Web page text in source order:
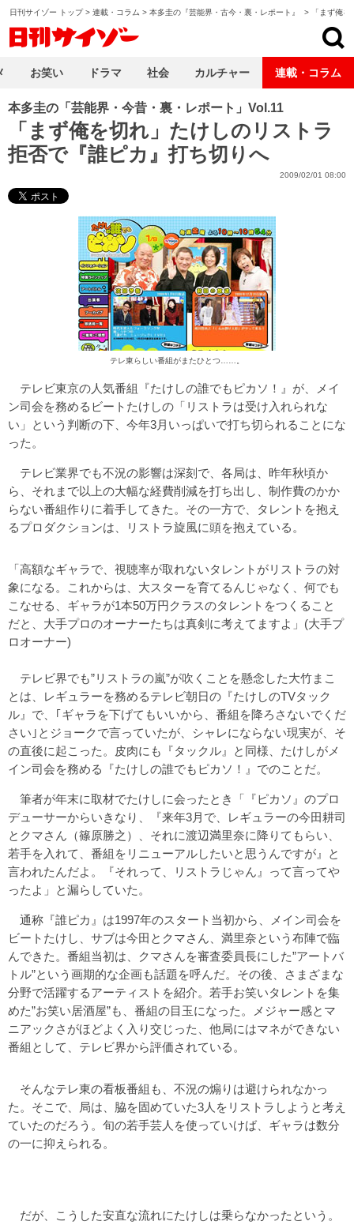
日刊サイゾー トップ> 連載・コラム > 本多圭の『芸能界・古今・裏・レポート』 > 「まず俺
本多圭の「芸能界・今昔・裏・レポート」Vol.11
「まず俺を切れ」たけしのリストラ
拒否で『誰ピカ』打ち切りへ
2009/02/01 08:00
テレ東らしい番組がまたひとつ……。
テレビ東京の人気番組『たけしの誰でもピカソ！』が、メイ
ン司会を務めるビートたけしの「リストラは受け入れられな
い」という判断の下、今年3月いっぱいで打ち切られることにな
った。
テレビ業界でも不況の影響は深刻で、各局は、昨年秋頃か
ら、それまで以上の大幅な経費削減を打ち出し、制作費のかか
らない番組作りに着手してきた。その一方で、タレントを抱え
るプロダクションは、リストラ旋風に頭を抱えている。
「高額なギャラで、視聴率が取れないタレントがリストラの対
象になる。これからは、大スターを育てるんじゃなく、何でも
こなせる、ギャラが1本50万円クラスのタレントをつくること
だと、大手プロのオーナーたちは真剣に考えてますよ」(大手プ
ロオーナー)
テレビ界でも”リストラの嵐”が吹くことを懸念した大竹まこ
とは、レギュラーを務めるテレビ朝日の『たけしのTVタック
ル』で、｢ギャラを下げてもいいから、番組を降ろさないでくだ
さい｣とジョークで言っていたが、シャレにならない現実が、そ
の直後に起こった。皮肉にも『タックル』と同様、たけしがメ
イン司会を務める『たけしの誰でもピカソ！』でのことだ。
筆者が年末に取材でたけしに会ったとき「『ピカソ』のプロ
デューサーからいきなり、『来年3月で、レギュラーの今田耕司
とクマさん（篠原勝之）、それに渡辺満里奈に降りてもらい、
若手を入れて、番組をリニューアルしたいと思うんですが』と
言われたんだよ。『それって、リストラじゃん』って言ってや
ったよ」と漏らしていた。
通称『誰ピカ』は1997年のスタート当初から、メイン司会を
ビートたけし、サブは今田とクマさん、満里奈という布陣で臨
んできた。番組当初は、クマさんを審査委員長にした”アートバ
トル”という画期的な企画も話題を呼んだ。その後、さまざまな
分野で活躍するアーティストを紹介。若手お笑いタレントを集
めた”お笑い居酒屋”も、番組の目玉になった。メジャー感とマ
ニアックさがほどよく入り交じった、他局にはマネができない
番組として、テレビ界から評価されている。
そんなテレ東の看板番組も、不況の煽りは避けられなかっ
た。そこで、局は、脇を固めていた3人をリストラしようと考え
ていたのだろう。旬の若手芸人を使っていけば、ギャラは数分
の一に抑えられる。
だが、こうした安直な流れにたけしは乗らなかったという。
お笑い ドラマ 社会 カルチャー 連載・コラム